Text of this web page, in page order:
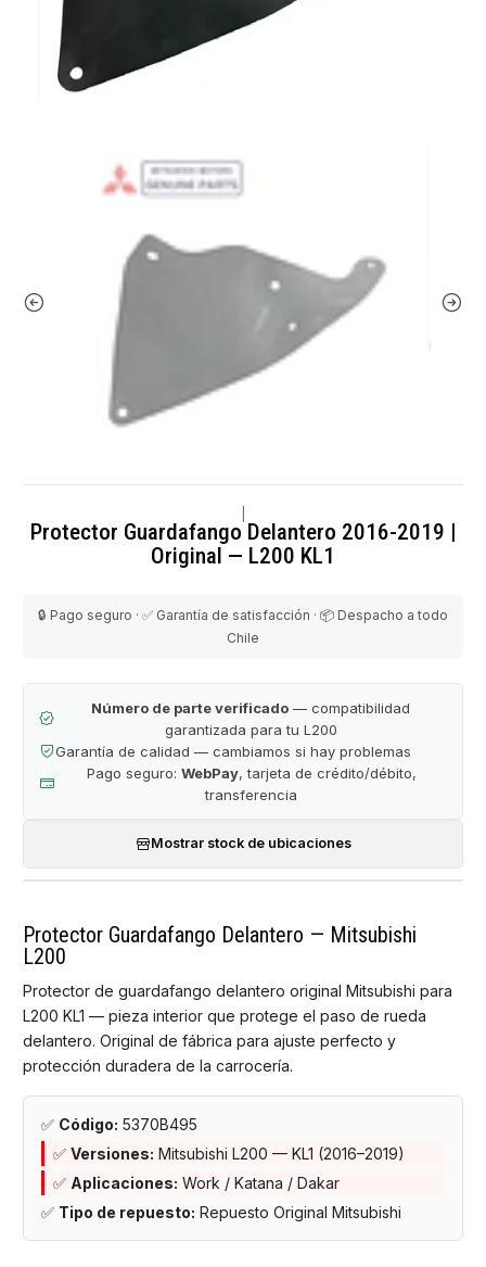
Protector Guardafango Delantero 2016-2019 |
Original — L200 KL1
🔒 Pago seguro · ✅ Garantía de satisfacción · 📦 Despacho a todo
Chile
Número de parte verificado — compatibilidad
garantizada para tu L200
Garantía de calidad — cambiamos si hay problemas
Pago seguro: WebPay, tarjeta de crédito/débito,
transferencia
Mostrar stock de ubicaciones
Protector Guardafango Delantero — Mitsubishi
L200
Protector de guardafango delantero original Mitsubishi para
L200 KL1 — pieza interior que protege el paso de rueda
delantero. Original de fábrica para ajuste perfecto y
protección duradera de la carrocería.
✅ Código: 5370B495
✅ Versiones: Mitsubishi L200 — KL1 (2016–2019)
✅ Aplicaciones: Work / Katana / Dakar
✅ Tipo de repuesto: Repuesto Original Mitsubishi